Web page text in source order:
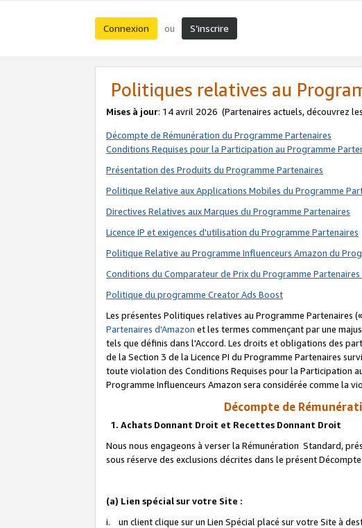
Connexion ou S’inscrire
Politiques relatives au
Mises à jour: 14 avril 2026 (Partenaires actuels, découvrez
Décompte de Rémunération du Programme Partenaires
Conditions Requises pour la Participation au Programme
Présentation des Produits du Programme Partenaires
Politique Relative aux Applications Mobiles du Programme
Directives Relatives aux Marques du Programme Partenaires
Licence IP et exigences d'utilisation du Programme Partenaires
Politique Relative au Programme Influenceurs Amazon du
Conditions du Comparateur de Prix du Programme Partenaires
Politique du programme Creator Ads Boost
Les présentes Politiques relatives au Programme Partenaires («
Partenaires d'Amazon et les termes commençant par une
tels que définis dans l'Accord. Les droits et obligations des
de la Section 3 de la Licence PI du Programme Partenaires
toute violation des Conditions Requises pour la Participation
Programme Influenceurs Amazon sera considérée comme la
Décompte de
1. Achats Donnant Droit et Recettes Donnant Droit
Nous nous engageons à verser la Rémunération Standard,
sous réserve des exclusions décrites dans le présent
(a) Lien spécial sur votre Site :
i. un client clique sur un Lien Spécial placé sur votre Site à